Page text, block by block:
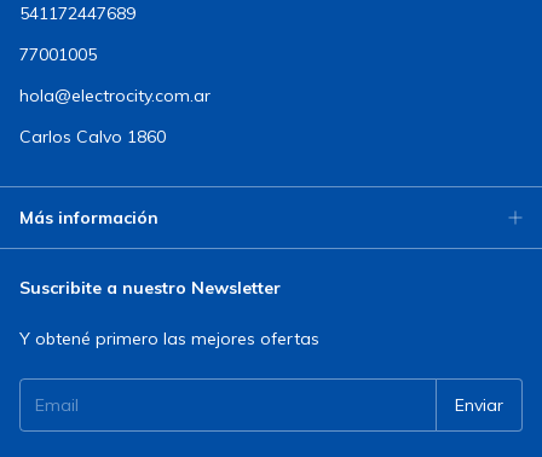
541172447689
77001005
hola@electrocity.com.ar
Carlos Calvo 1860
Más información
Suscribite a nuestro Newsletter
Y obtené primero las mejores ofertas